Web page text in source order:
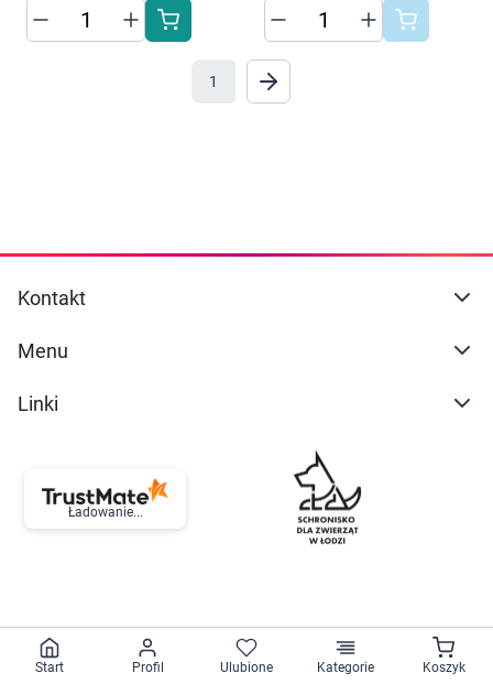
1
Kontakt
Menu
Linki
Ładowanie...
Start Profil Ulubione Kategorie Koszyk